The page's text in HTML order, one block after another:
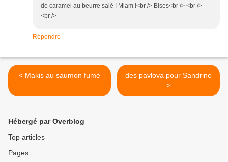
de caramel au beurre salé ! Miam !<br /> Bises<br /> <br />
<br />
Répondre
< Makis au saumon fumé
des pavlova pour Sandrine
>
Hébergé par Overblog
Top articles
Pages